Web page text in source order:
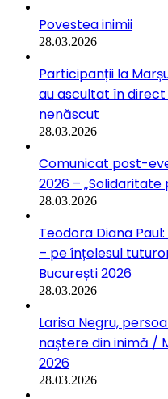
Povestea inimii
28.03.2026
Participanții la
au ascultat în
nenăscut
28.03.2026
Comunicat post-
2026 –
28.03.2026
Teodora Diana
– pe înțelesul
București 2026
28.03.2026
Larisa Negru,
naștere din inimă /
2026
28.03.2026